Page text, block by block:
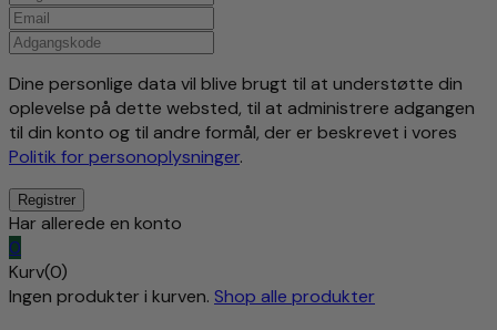
Dine personlige data vil blive brugt til at understøtte din
oplevelse på dette websted, til at administrere adgangen
til din konto og til andre formål, der er beskrevet i vores
Politik for personoplysninger.
Har allerede en konto
0
Kurv(0)
Ingen produkter i kurven. Shop alle produkter